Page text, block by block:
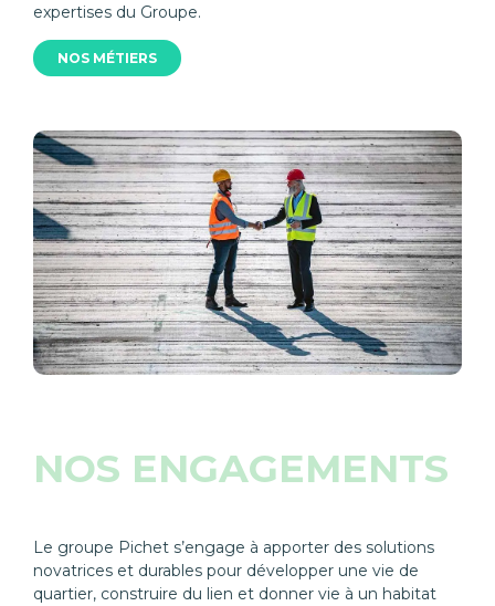
expertises du Groupe.
NOS MÉTIERS
NOS ENGAGEMENTS
Le groupe Pichet s’engage à apporter des solutions
novatrices et durables pour développer une vie de
quartier, construire du lien et donner vie à un habitat